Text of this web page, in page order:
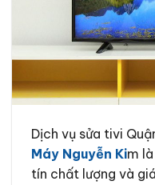
Dịch vụ sửa tivi
Máy Nguyễn Kim
tín chất lượng và